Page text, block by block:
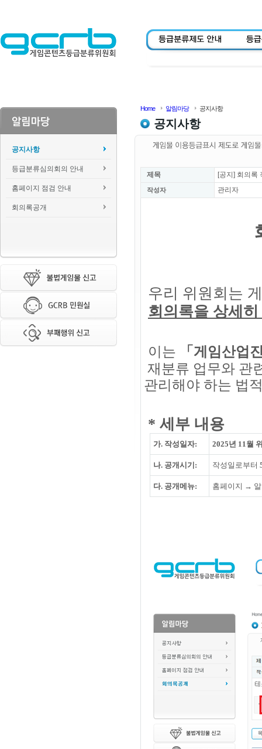
공지사항
등급분류심의회의 안내
홈페이지 점검 안내
회의록공개
Home 알림마당 공지사항
공지사항
제목 [공지] 회의록
작성자 관리자
우리 위원회는
회의록을 상세
이는
「게임산업
재분류 업무와 관
관리해야 하는 법
* 세부 내용
가. 작성일자: 2025년 11월
나. 공개시기: 작성일로부터
다. 공개메뉴: 홈페이지 →